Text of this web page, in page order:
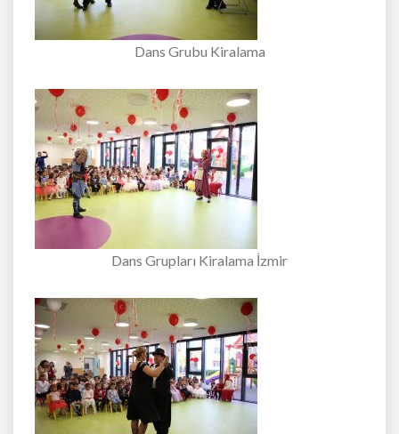
Dans Grubu Kiralama
Dans Grupları Kiralama İzmir